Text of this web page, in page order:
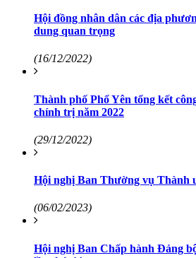
Hội đồng nhân dân các địa
dung quan trọng
(16/12/2022)
Thành phố Phổ Yên tổng kết
chính trị năm 2022
(29/12/2022)
Hội nghị Ban Thường vụ Thành
(06/02/2023)
Hội nghị Ban Chấp hành Đảng